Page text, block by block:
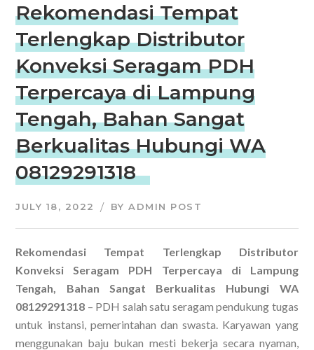
Rekomendasi Tempat
Terlengkap Distributor
Konveksi Seragam PDH
Terpercaya di Lampung
Tengah, Bahan Sangat
Berkualitas Hubungi WA
08129291318
JULY 18, 2022 BYADMIN POST
Rekomendasi Tempat Terlengkap Distributor
Konveksi Seragam PDH Terpercaya di Lampung
Tengah, Bahan Sangat Berkualitas Hubungi WA
08129291318 – PDH salah satu seragam pendukung tugas
untuk instansi, pemerintahan dan swasta. Karyawan yang
menggunakan baju bukan mesti bekerja secara nyaman,